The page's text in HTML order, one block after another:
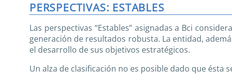
PERSPECTIVAS: ESTABLES
Las perspectivas “Estables” asignadas a Bci
generación de resultados robusta. La entidad,
el desarrollo de sus objetivos estratégicos.
Un alza de clasificación no es posible dado que ésta